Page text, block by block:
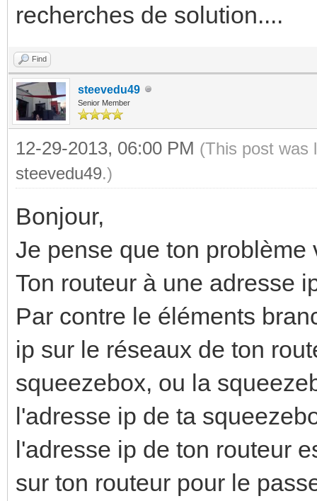
recherches de solution....
Find
steevedu49
Senior Member
12-29-2013, 06:00 PM (This post was
steevedu49.)
Bonjour,
Je pense que ton problème
Ton routeur à une adresse
Par contre le éléments
ip sur le réseaux de ton
squeezebox, ou la
l'adresse ip de ta
l'adresse ip de ton routeur
sur ton routeur pour le